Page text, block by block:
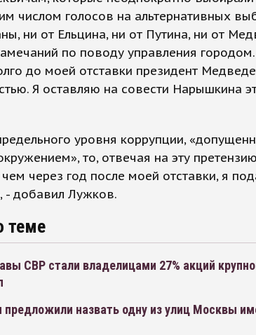
числом голосов на альтернативных
ни от Ельцина, ни от Путина, ни от
по поводу управления
до моей отставки президент
Я оставляю на совести Нарышкина
уровня коррупции,
то, отвечая на эту
через год после моей отставки, я
- добавил Лужков.
теме
СВР стали владелицами 27% акций
назвать одну из улиц Москвы